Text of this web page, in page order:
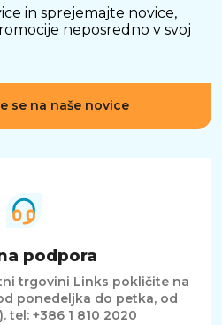
in sprejemajte novice,
neposredno v svoj
se na naše novice
podpora
trgovini Links pokličite na
ponedeljka do petka, od
tel: +386 1 810 2020